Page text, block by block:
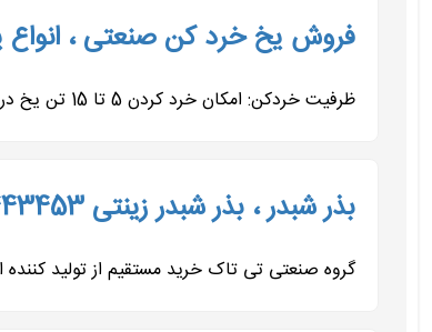
فروش یخ خرد کن صنعتی ، انواع یخ خردکن
ظرفیت خردکن: امکان خرد کردن 5 تا 15 تن یخ در هر 24 ساعت. موتور: موتور صنعتی موتوژن ، الکتروژن یا درجه ی چینی. قدرت موتور:...
بذر شبدر ، بذر شبدر زینتی 09197443453
گروه صنعتی تی تاک خرید مستقیم از تولید